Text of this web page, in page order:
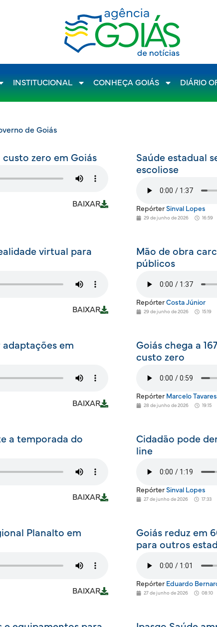
INSTITUCIONAL CONHEÇA GOIÁS DIÁRIO
de Goiás
custo zero em Goiás
BAIXAR
Saúde estadual
escoliose
Repórter Sinval Lopes
29 de junho de 2026 16:59
virtual para
BAIXAR
Mão de obra
públicos
Repórter Costa Júnior
29 de junho de 2026 15:19
adaptações em
BAIXAR
Goiás chega a
custo zero
Repórter Marcelo Tavares
28 de junho de 2026 19:15
a temporada do
BAIXAR
Cidadão pode
line
Repórter Sinval Lopes
27 de junho de 2026 17:33
Planalto em
BAIXAR
Goiás reduz em
para outros
Repórter Eduardo
27 de junho de 2026 08:10